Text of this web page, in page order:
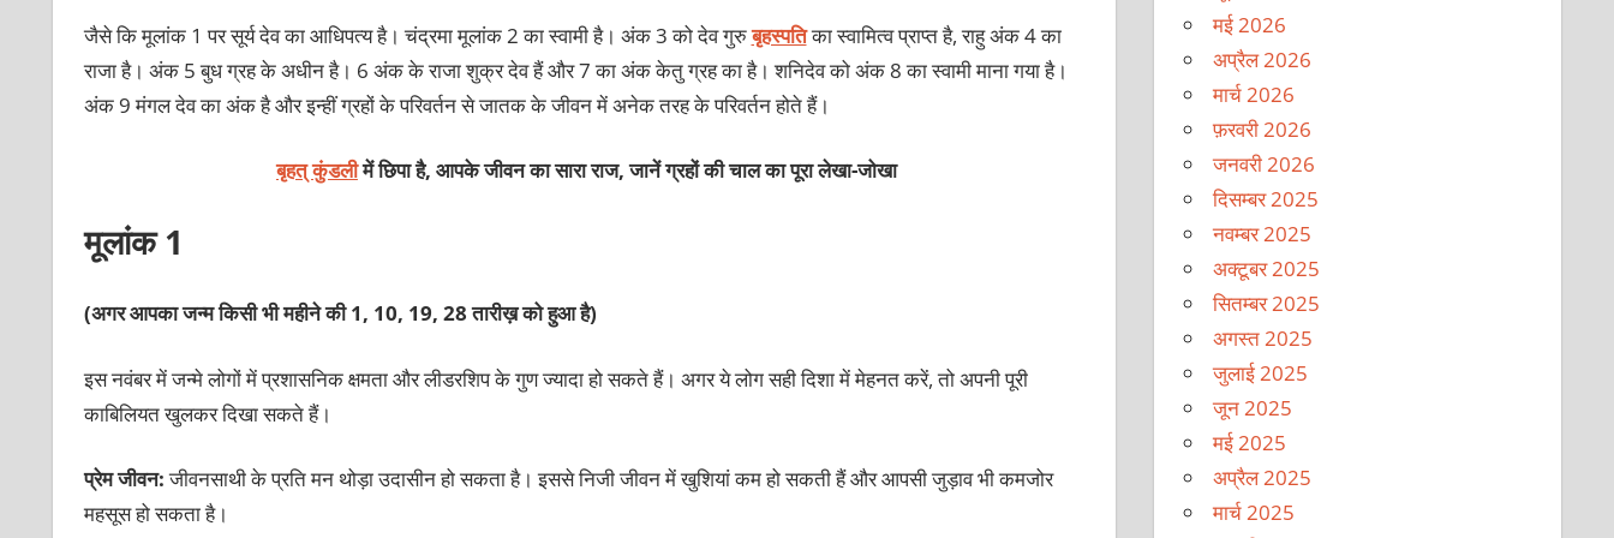
जैसे कि मूलांक 1 पर सूर्य देव का आधिपत्य है। चंद्रमा मूलांक 2 का स्वामी है। अंक 3 को देव गुरुबृहस्पतिका स्वामित्व प्राप्त है, राहु अंक 4 का
राजा है। अंक 5 बुध ग्रह के अधीन है। 6 अंक के राजा शुक्र देव हैं और 7 का अंक केतु ग्रह का है। शनिदेव को अंक 8 का स्वामी माना गया है।
अंक 9 मंगल देव का अंक है और इन्हीं ग्रहों के परिवर्तन से जातक के जीवन में अनेक तरह के परिवर्तन होते हैं।
बृहत् कुंडलीमें छिपा है, आपके जीवन का सारा राज, जानें ग्रहों की चाल का पूरालेखा-जोखा
मूलांक 1
(अगर आपका जन्म किसी भी महीने की 1, 10, 19, 28 तारीख़ को हुआ है)
इस नवंबर में जन्मे लोगों में प्रशासनिक क्षमता और लीडरशिप के गुण ज्यादा हो सकते हैं। अगर ये लोग सही दिशा में मेहनत करें, तो अपनी पूरी
काबिलियत खुलकर दिखा सकते हैं।
प्रेम जीवन:जीवनसाथी के प्रति मन थोड़ा उदासीन हो सकता है। इससे निजी जीवन में खुशियां कम हो सकती हैं और आपसी जुड़ाव भी कमजोर
महसूस हो सकता है।
मई 2026
अप्रैल 2026
मार्च 2026
फ़रवरी 2026
जनवरी 2026
दिसम्बर 2025
नवम्बर 2025
अक्टूबर 2025
सितम्बर 2025
अगस्त 2025
जुलाई 2025
जून 2025
मई 2025
अप्रैल 2025
मार्च 2025